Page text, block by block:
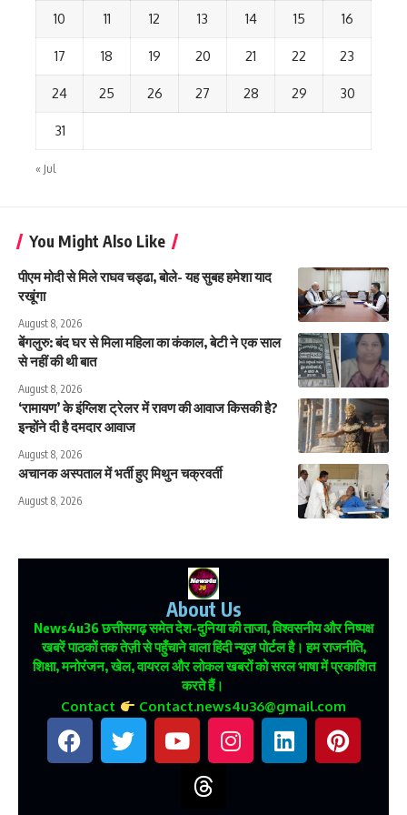
10 11 12 13 14 15 16
17 18 19 20 21 22 23
24 25 26 27 28 29 30
31
« Jul
You Might Also Like
पीएम मोदी से मिले राघव चड्ढा, बोले- यह सुबह हमेशा याद
रखूंगा
August 8, 2026
बेंगलुरु: बंद घर से मिला महिला का कंकाल, बेटी ने एक साल
से नहीं की थी बात
August 8, 2026
‘रामायण’ के इंग्लिश ट्रेलर में रावण की आवाज किसकी है?
इन्होंने दी है दमदार आवाज
August 8, 2026
अचानक अस्पताल में भर्ती हुए मिथुन चक्रवर्ती
August 8, 2026
About Us
News4u36छत्तीसगढ़ समेत देश-दुनिया की ताजा, विश्वसनीय और निष्पक्ष
खबरें पाठकों तक तेज़ी से पहुँचाने वाला हिंदी न्यूज़ पोर्टल है। हम राजनीति,
शिक्षा, मनोरंजन, खेल, वायरल और लोकल खबरों को सरल भाषा में प्रकाशित
करते हैं।
Contact Contact.news4u36@gmail.com